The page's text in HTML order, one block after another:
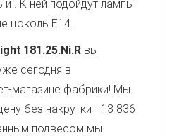
и . К ней подойдут лампы
цоколь E14.
181.25.Ni.R вы
сегодня в
магазине фабрики! Мы
без накрутки - 13 836
подвесом мы